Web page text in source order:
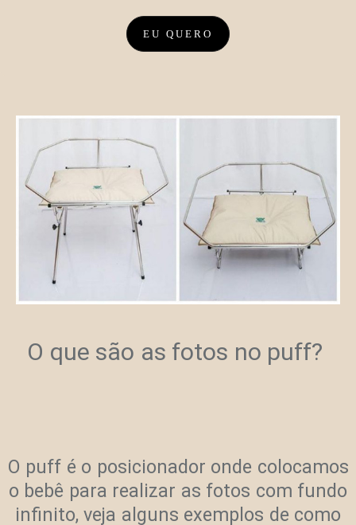
EU QUERO
O que são as fotos no puff?
O puff é o posicionador onde colocamos
o bebê para realizar as fotos com fundo
infinito, veja alguns exemplos de como